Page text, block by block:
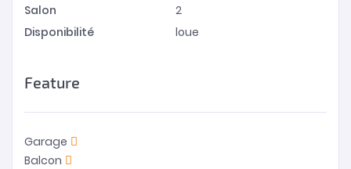
Salon
2
Disponibilité
loue
Feature
Garage
Balcon